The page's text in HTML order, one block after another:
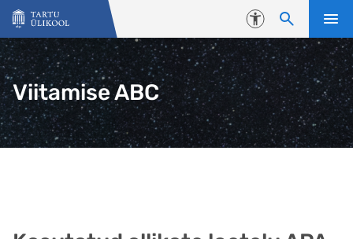
Liigu edasi põhisisu juurde
Juurdepääsetavus
Viitamise ABC